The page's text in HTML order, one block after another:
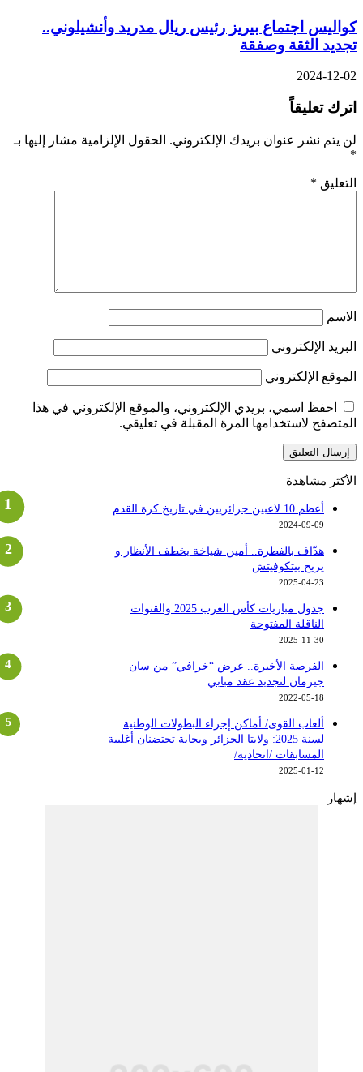
اجتماع بيريز رئيس ريال مدريد وأنشيلوني..
الثقة وصفقة
2024-12-
تعليقاً
يتم نشر عنوان بريدك الإلكتروني. الحقول الإلزامية مشار إليها بـ
*
الإلكتروني
الإلكتروني
احفظ اسمي، بريدي الإلكتروني، والموقع الإلكتروني في هذا
لاستخدامها المرة المقبلة في تعليقي.
مشاهدة
أعظم 10 لاعبين جزائريين في تاريخ كرة القدم
2024-09-09
هدّاف بالفطرة.. أمين شياخة يخطف الأنظار و
يريح بيتكوفيتش
2025-04-23
جدول مباريات كأس العرب 2025 والقنوات
الناقلة المفتوحة
2025-11-30
الفرصة الأخيرة.. عرض “خرافي” من سان
جيرمان لتجديد عقد مبابي
2022-05-18
ألعاب القوى/ أماكن إجراء البطولات الوطنية
لسنة 2025: ولايتا الجزائر وبجاية تحتضنان أغلبية
المسابقات /اتحادية/
2025-01-12